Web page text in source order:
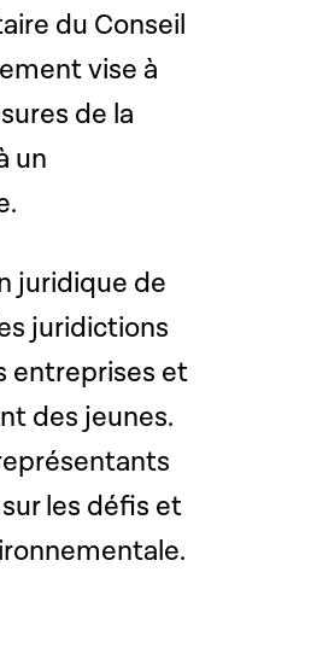
du Conseil
vise à
de la
un
juridique de
juridictions
entreprises et
des jeunes.
les défis et